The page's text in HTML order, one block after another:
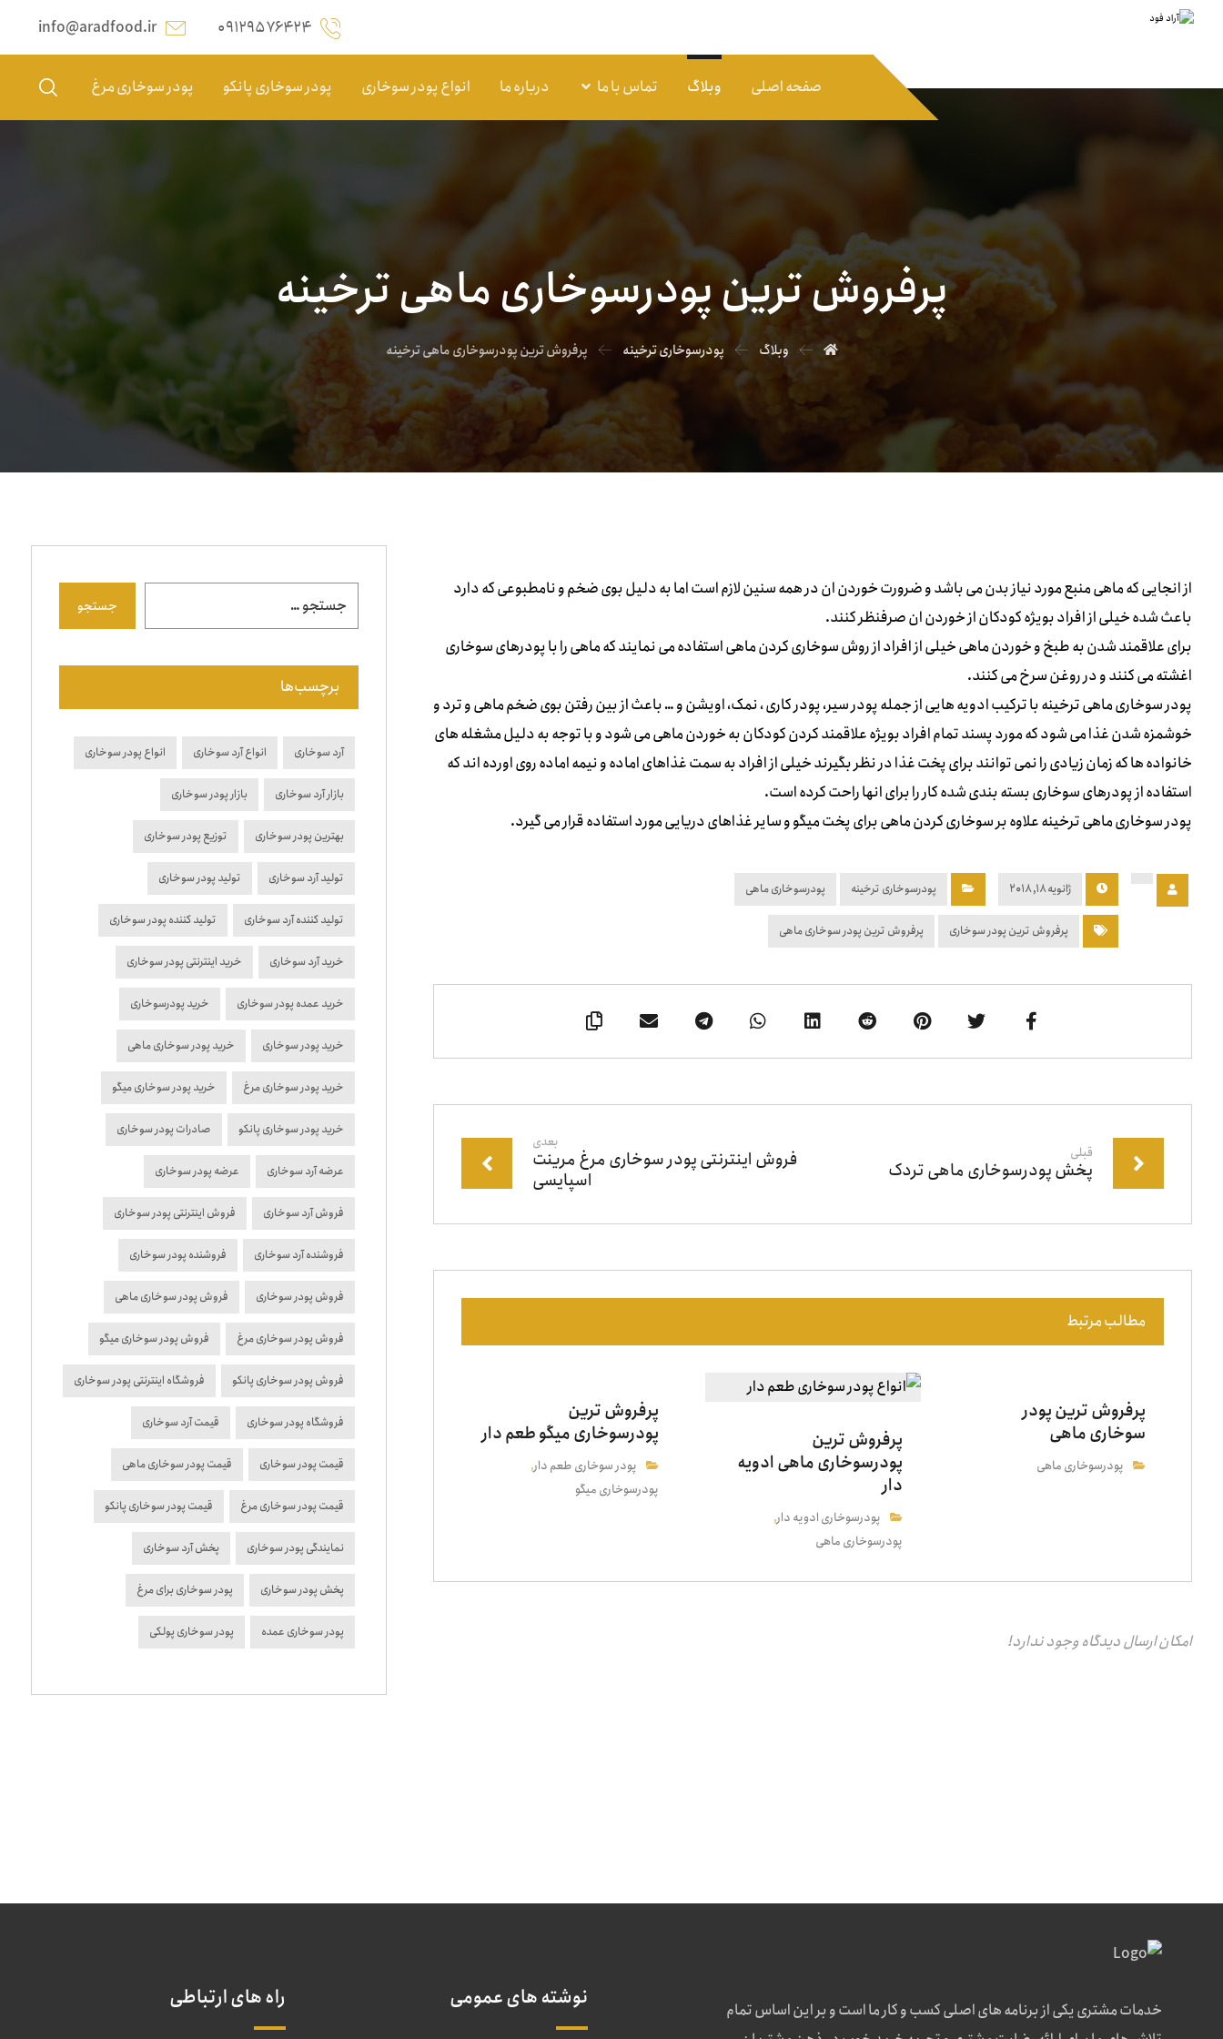
info@aradfood.ir ۰۹۱۲۹۵۷۶۴۲۴
صفحه اصلی وبلاگ تماس با ما درباره ما انواع پودر سوخاری پودر سوخاری پانکو پودر سوخاری مرغ
پرفروش ترین پودرسوخاری ماهی ترخینه
وبلاگ پودرسوخاری ترخینه پرفروش ترین پودرسوخاری ماهی ترخینه
از انجایی که ماهی منبع مورد نیاز بدن می باشد و ضرورت خوردن ان در همه سنین لازم است اما به دلیل بوی ضخم و نامطبوعی که دارد
باعث شده خیلی از افراد بویژه کودکان از خوردن ان صرفنظر کنند.
برای علاقمند شدن به طبخ و خوردن ماهی خیلی از افراد از روش سوخاری کردن ماهی استفاده می نمایند که ماهی را با پودرهای سوخاری
اغشته می کنند و در روغن سرخ می کنند.
پودر سوخاری ماهی ترخینه با ترکیب ادویه هایی از جمله پودر سیر، پودر کاری ، نمک، اویشن و … باعث از بین رفتن بوی ضخم ماهی و ترد و
خوشمزه شدن غذا می شود که مورد پسند تمام افراد بویژه علاقمند کردن کودکان به خوردن ماهی می شود و با توجه به دلیل مشغله های
خانواده ها که زمان زیادی را نمی توانند برای پخت غذا در نظر بگیرند خیلی از افراد به سمت غذاهای اماده و نیمه اماده روی اورده اند که
استفاده از پودرهای سوخاری بسته بندی شده کار را برای انها راحت کرده است.
پودر سوخاری ماهی ترخینه علاوه بر سوخاری کردن ماهی برای پخت میگو و سایر غذاهای دریایی مورد استفاده قرار می گیرد.
ژانویه ۱۸, ۲۰۱۸ پودرسوخاری ترخینه پودرسوخاری ماهی
پرفروش ترین پودر سوخاری پرفروش ترین پودر سوخاری ماهی
قبلی
پخش پودرسوخاری ماهی تردک
بعدی
فروش اینترنتی پودر سوخاری مرغ مرینت
اسپایسی
مطالب مرتبط
پرفروش ترین پودر
سوخاری ماهی
پودرسوخاری ماهی
پرفروش ترین
پودرسوخاری ماهی ادویه
دار
پودرسوخاری ادویه دار,
پودرسوخاری ماهی
پرفروش ترین
پودرسوخاری میگو طعم دار
پودر سوخاری طعم دار,
پودرسوخاری میگو
امکان ارسال دیدگاه وجود ندارد!
جستجو
برچسب‌ها
آرد سوخاری انواع آرد سوخاری انواع پودر سوخاری
بازار آرد سوخاری بازار پودر سوخاری
بهترین پودر سوخاری توزیع پودر سوخاری
تولید آرد سوخاری تولید پودر سوخاری
تولید کننده آرد سوخاری تولید کننده پودر سوخاری
خرید آرد سوخاری خرید اینترنتی پودر سوخاری
خرید عمده پودر سوخاری خرید پودرسوخاری
خرید پودر سوخاری خرید پودر سوخاری ماهی
خرید پودر سوخاری مرغ خرید پودر سوخاری میگو
خرید پودر سوخاری پانکو صادرات پودر سوخاری
عرضه آرد سوخاری عرضه پودر سوخاری
فروش آرد سوخاری فروش اینترنتی پودر سوخاری
فروشنده آرد سوخاری فروشنده پودر سوخاری
فروش پودر سوخاری فروش پودر سوخاری ماهی
فروش پودر سوخاری مرغ فروش پودر سوخاری میگو
فروش پودر سوخاری پانکو فروشگاه اینترنتی پودر سوخاری
فروشگاه پودر سوخاری قیمت آرد سوخاری
قیمت پودر سوخاری قیمت پودر سوخاری ماهی
قیمت پودر سوخاری مرغ قیمت پودر سوخاری پانکو
نمایندگی پودر سوخاری پخش آرد سوخاری
پخش پودر سوخاری پودر سوخاری برای مرغ
پودر سوخاری عمده پودر سوخاری پولکی
خدمات مشتری یکی از برنامه های اصلی کسب و کار ما است و بر این اساس تمام
نوشته های عمومی راه های ارتباطی